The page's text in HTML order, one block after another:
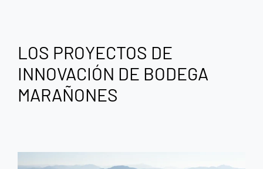
LOS PROYECTOS DE
INNOVACIÓN DE BODEGA
MARAÑONES